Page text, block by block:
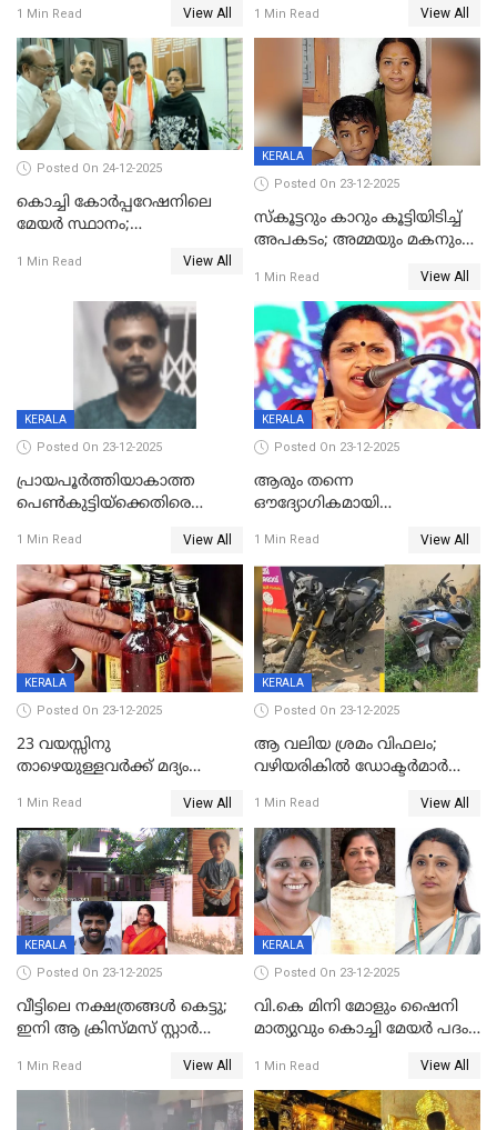
കൊച്ചുമകനും സുഹൃത്തും
അറസ്റ്റിൽ
1 Min Read View All
മരിച്ചു
1 Min Read View All
Posted On 24-12-2025
കൊച്ചി കോര്‍പ്പറേഷനിലെ
മേയര്‍ സ്ഥാനം;
രൂക്ഷം
1 Min Read View All
KERALA
Posted On 23-12-2025
സ്കൂട്ടറും കാറും കൂട്ടിയിടിച്ച്
അപകടം; അമ്മയും മകനും
ഗുരുതരാവസ്ഥയിൽ
1 Min Read View All
KERALA
Posted On 23-12-2025
പ്രായപൂർത്തിയാകാത്ത
പെൺകുട്ടിയ്ക്കെതിരെ
59 വർഷം തടവും 90,൦൦൦ രൂപ
പിഴയും ശിക്ഷ
1 Min Read View All
KERALA
Posted On 23-12-2025
ആരും തന്നെ
ഔദ്യോഗികമായി
കണ്ടെത്താൻ ഇന്ന് കോർ
കമ്മിറ്റി കൂടിയില്ല';
അതൃപ്തിയുമായി ദീപ്തി മേരി
വർഗീസ്
1 Min Read View All
KERALA
Posted On 23-12-2025
23 വയസ്സിനു
താഴെയുള്ളവർക്ക് മദ്യം
നടപടി;സ്ഥാപനങ്ങൾക്കെതിരെ
രണ്ട് കേസുകൾ
1 Min Read View All
KERALA
Posted On 23-12-2025
ആ വലിയ ശ്രമം വിഫലം;
വഴിയരികില്‍ ‌ഡോക്ടര്‍മാര്‍
മരണത്തിന് കീഴടങ്ങി
1 Min Read View All
KERALA
Posted On 23-12-2025
വീട്ടിലെ നക്ഷത്രങ്ങൾ കെട്ടു;
ഇനി ആ ക്രിസ്മസ് സ്റ്റാർ
വേണ്ടിയുള്ള
പിടിവലിക്കിടയിൽ
അപ്പൂപ്പനെതിരെ പോക്സോ
1 Min Read View All
KERALA
Posted On 23-12-2025
വി.കെ മിനി മോളും ഷൈനി
മാത്യുവും കൊച്ചി മേയർ പദം
മേയറാകില്ല
1 Min Read View All